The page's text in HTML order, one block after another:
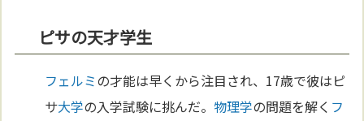
ピサの天才学生
フェルミの才能は早くから注目され、17歳で彼はピ
サ大学の入学試験に挑んだ。 物理学の問題を解く フ